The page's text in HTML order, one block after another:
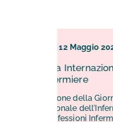
l’Ordine
di